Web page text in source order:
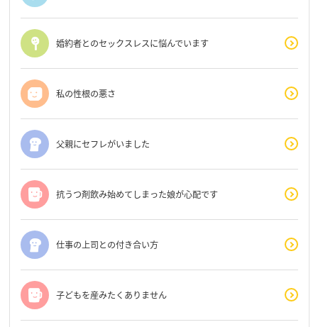
婚約者とのセックスレスに悩んでいます
私の性根の悪さ
父親にセフレがいました
抗うつ剤飲み始めてしまった娘が心配です
仕事の上司との付き合い方
子どもを産みたくありません